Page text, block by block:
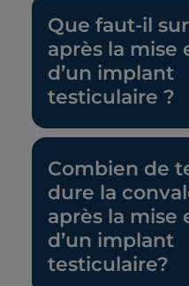
Que faut-il
après la mise
d’un implant
testiculaire ?
Combien de
dure la
après la mise
d’un implant
testiculaire?